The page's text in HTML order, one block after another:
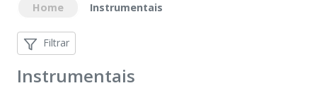
Home Instrumentais
Filtrar
Instrumentais